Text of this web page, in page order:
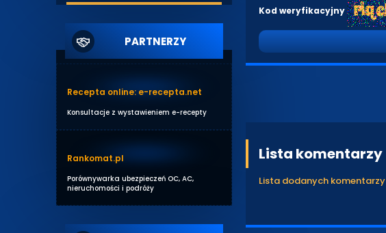
PARTNERZY
Recepta online: e-recepta.net
Konsultacje z wystawieniem e-recepty
Rankomat.pl
Porównywarka ubezpieczeń OC, AC,
nieruchomości i podróży
Kod weryfikacyjny
Lista komentarzy
Lista dodanych komentarzy